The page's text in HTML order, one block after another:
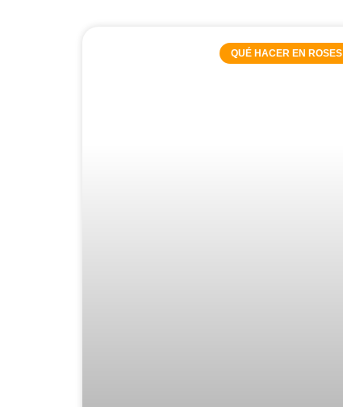
QUÉ HACER EN ROSES